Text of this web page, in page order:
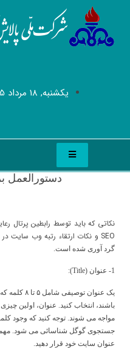
يکشنبه, 18 مرداد 1405
دستورالعمل
نکاتی که باید توسط رابطین پرتال
SEO و نکات ارتقاء رتبه وب سایت
گرد آوری شده است.
1- عنوان ( Title
):
یک عنوان
باشند، انتخاب کنید. عنوان، اولین
مواجه می شوند. توجه کنید که وجود
جستجوی گوگل شناسائی می شود.
عنوان سایت خود قرار دهید.